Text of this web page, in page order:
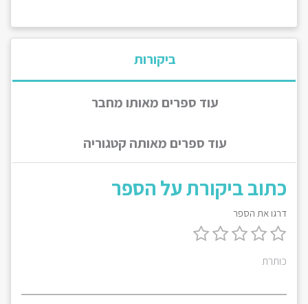
ביקורות
עוד ספרים מאותו מחבר
עוד ספרים מאותה קטגוריה
כתוב ביקורת על הספר
דרגו את הספר
כותרת